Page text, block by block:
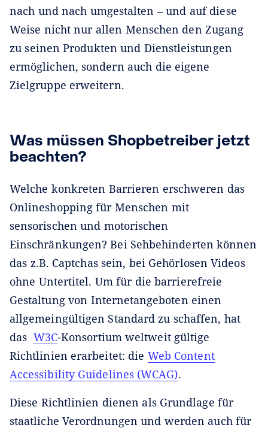
nach und nach umgestalten – und auf diese
Weise nicht nur allen Menschen den Zugang
zu seinen Produkten und Dienstleistungen
ermöglichen, sondern auch die eigene
Zielgruppe erweitern.
Was müssen Shopbetreiber jetzt
beachten?
Welche konkreten Barrieren erschweren das
Onlineshopping für Menschen mit
sensorischen und motorischen
Einschränkungen? Bei Sehbehinderten können
das z.B. Captchas sein, bei Gehörlosen Videos
ohne Untertitel. Um für die barrierefreie
Gestaltung von Internetangeboten einen
allgemeingültigen Standard zu schaffen, hat
das W3C-Konsortium weltweit gültige
Richtlinien erarbeitet: die Web Content
Accessibility Guidelines (WCAG).
Diese Richtlinien dienen als Grundlage für
staatliche Verordnungen und werden auch für